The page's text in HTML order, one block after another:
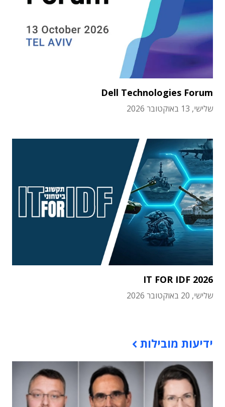
Dell Technologies Forum
שלישי, 13 באוקטובר 2026
IT FOR IDF 2026
שלישי, 20 באוקטובר 2026
ידיעות מובילות